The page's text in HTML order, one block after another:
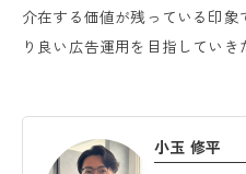
介在する価値が残っている印
り良い広告運用を目指していき
小玉 修平